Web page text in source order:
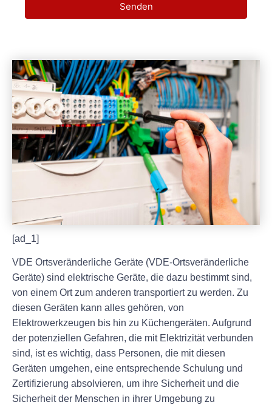
Senden
[ad_1]
VDE Ortsveränderliche Geräte (VDE-Ortsveränderliche
Geräte) sind elektrische Geräte, die dazu bestimmt sind,
von einem Ort zum anderen transportiert zu werden. Zu
diesen Geräten kann alles gehören, von
Elektrowerkzeugen bis hin zu Küchengeräten. Aufgrund
der potenziellen Gefahren, die mit Elektrizität verbunden
sind, ist es wichtig, dass Personen, die mit diesen
Geräten umgehen, eine entsprechende Schulung und
Zertifizierung absolvieren, um ihre Sicherheit und die
Sicherheit der Menschen in ihrer Umgebung zu